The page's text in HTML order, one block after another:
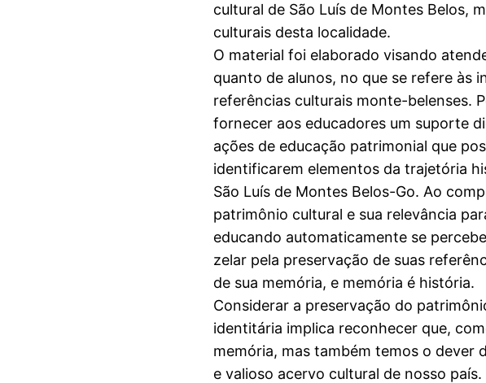
cultural de São Luís de Montes Belos,
culturais desta localidade.
O material foi elaborado visando
quanto de alunos, no que se refere às
referências culturais monte-belenses.
fornecer aos educadores um suporte
ações de educação patrimonial que
identificarem elementos da trajetória
São Luís de Montes Belos-Go. Ao
patrimônio cultural e sua relevância
educando automaticamente se
zelar pela preservação de suas
de sua memória, e memória é história.
Considerar a preservação do
identitária implica reconhecer que,
memória, mas também temos o dever
e valioso acervo cultural de nosso